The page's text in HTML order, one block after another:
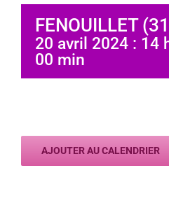
FENOUILLET
20 avril 2024 : 14
00 min
AJOUTER AU CALENDRIER